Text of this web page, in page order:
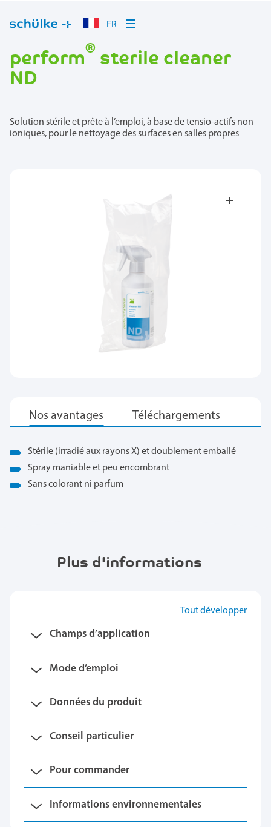
FR
perform® sterile cleaner
ND
Solution stérile et prête à l’emploi, à base de tensio-actifs non
ioniques, pour le nettoyage des surfaces en salles propres
Stérile (irradié aux rayons X) et doublement emballé
Spray maniable et peu encombrant
Sans colorant ni parfum
Plus d'informations
Tout développer
Champs d’application
Mode d’emploi
Données du produit
Conseil particulier
Pour commander
Informations environnementales